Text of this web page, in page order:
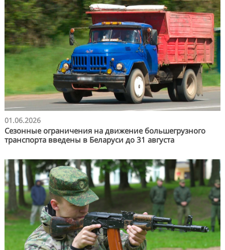
01.06.2026
Сезонные ограничения на движение большегрузного
транспорта введены в Беларуси до 31 августа